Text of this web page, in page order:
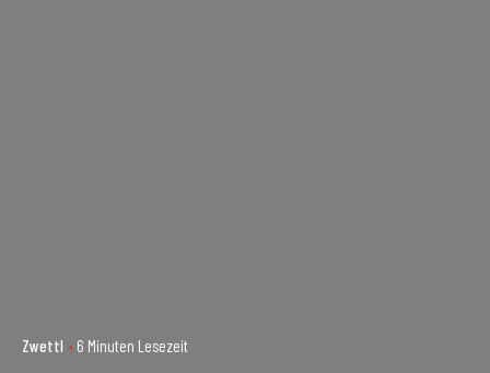
Zwettl 6 Minuten Lesezeit